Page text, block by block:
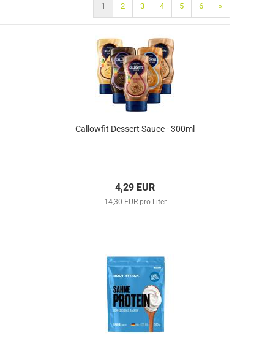
1 2 3 4 5 6 »
Callowfit Dessert Sauce - 300ml
4,29 EUR
14,30 EUR pro Liter